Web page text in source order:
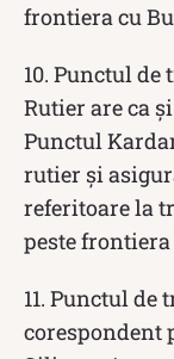
frontiera cu
10. Punctul de
Rutier are ca
Punctul
rutier și
referitoare la
peste
11. Punctul de
corespondent